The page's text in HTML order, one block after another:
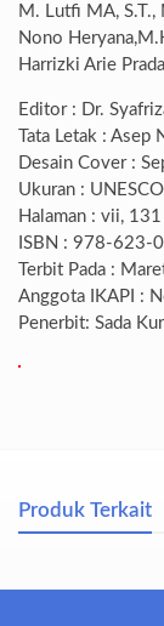
M. Lutfi MA, S.T.,
Nono
Harrizki Arie
Editor : Dr.
Tata Letak : Asep
Desain Cover :
Ukuran :
Halaman : vii, 131
ISBN : 978-623-
Terbit Pada :
Anggota IKAPI :
Penerbit: Sada
Produk Terkait